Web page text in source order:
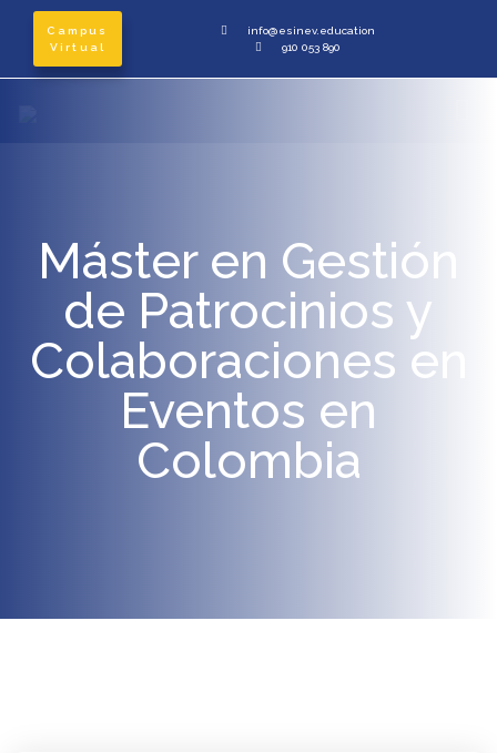
Campus
Virtual
info@esinev.education
910 053 890
Máster en Gestión
de Patrocinios y
Colaboraciones en
Eventos en
Colombia